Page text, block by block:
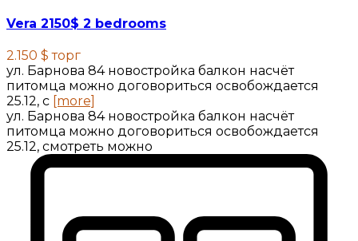
Vera 2150$ 2 bedrooms
2.150 $торг
ул. Барнова 84 новостройка балкон насчёт
питомца можно договориться освобождается
25.12, с [more]
ул. Барнова 84 новостройка балкон насчёт
питомца можно договориться освобождается
25.12, смотреть можно